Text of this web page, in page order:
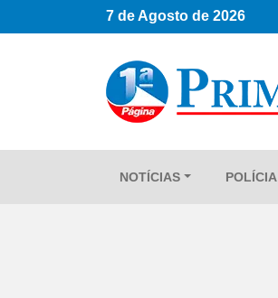
7 de Agosto de 2026
NOTÍCIAS POLÍCIA